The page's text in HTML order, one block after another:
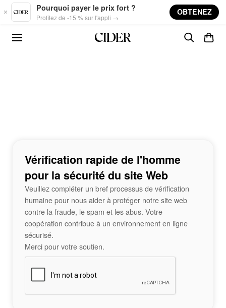
Skip to main content
Pourquoi payer le prix fort ?
Profitez de -15 % sur l'appli →
OBTENEZ
Vérification rapide de l'homme
pour la sécurité du site Web
Veuillez compléter un bref processus de vérification
humaine pour nous aider à protéger notre site web
contre la fraude, le spam et les abus. Votre
coopération contribue à un environnement en ligne
sécurisé.
Merci pour votre soutien.